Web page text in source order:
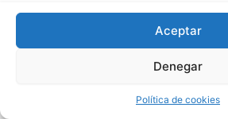
Aceptar
Denegar
Política de cookies
Todos los derechos © 2026 San